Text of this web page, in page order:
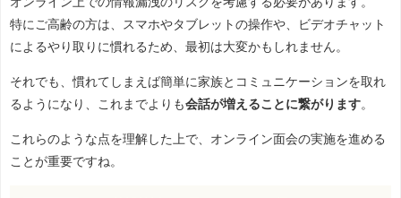
特にご高齢の方は、スマホやタブレットの操作や、ビデオチャット
によるやり取りに慣れるため、最初は大変かもしれません。
それでも、慣れてしまえば簡単に家族とコミュニケーションを取れ
るようになり、これまでよりも会話が増えることに繋がります。
これらのような点を理解した上で、オンライン面会の実施を進める
ことが重要ですね。